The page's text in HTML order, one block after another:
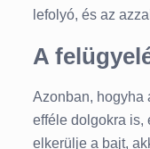
lefolyó, és az
A
Azonban, hogyha
efféle dolgokra is,
elkerülje a bajt,